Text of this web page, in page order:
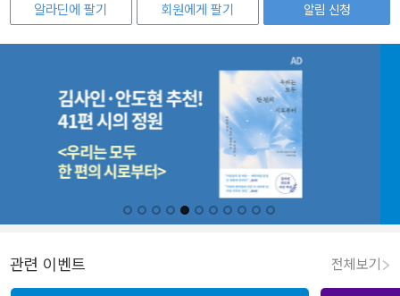
알라딘에 팔기
회원에게 팔기
알림 신청
관련 이벤트 전체보기